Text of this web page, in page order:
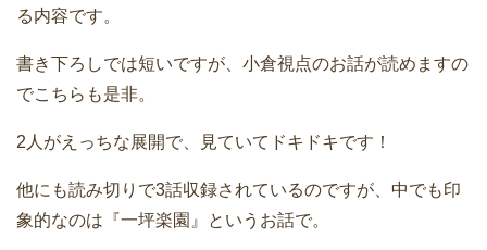
る内容です。
書き下ろしでは短いですが、小倉視点のお話が読めますの
でこちらも是非。
2人がえっちな展開で、見ていてドキドキです！
他にも読み切りで3話収録されているのですが、中でも印
象的なのは『一坪楽園』というお話で。